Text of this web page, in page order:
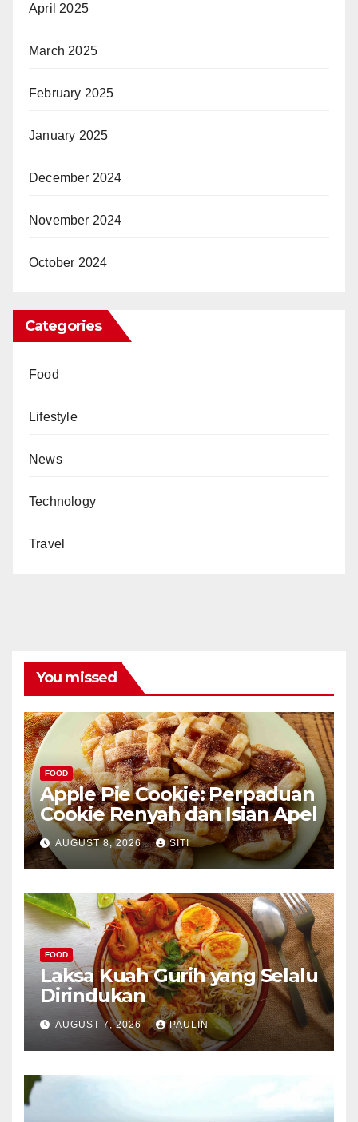
April 2025
March 2025
February 2025
January 2025
December 2024
November 2024
October 2024
Categories
Food
Lifestyle
News
Technology
Travel
You missed
FOOD
Apple Pie Cookie: Perpaduan
Cookie Renyah dan Isian Apel
AUGUST 8, 2026 SITI
FOOD
Laksa Kuah Gurih yang Selalu
Dirindukan
AUGUST 7, 2026 PAULIN